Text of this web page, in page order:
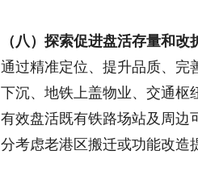
（八）探索促进盘活存量和改
通过精准定位、提升品质、完
下沉、地铁上盖物业、交通枢
有效盘活既有铁路场站及周边
分考虑老港区搬迁或功能改造